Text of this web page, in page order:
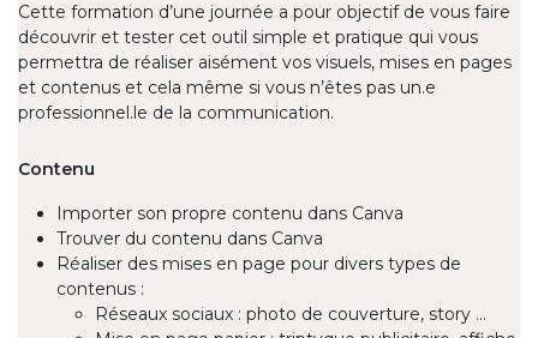
Cette formation d’une journée a pour objectif de vous faire
découvrir et tester cet outil simple et pratique qui vous
permettra de réaliser aisément vos visuels, mises en pages
et contenus et cela même si vous n’êtes pas un.e
professionnel.le de la communication.
Contenu
Importer son propre contenu dans Canva
Trouver du contenu dans Canva
Réaliser des mises en page pour divers types de
contenus :
Réseaux sociaux : photo de couverture, story …